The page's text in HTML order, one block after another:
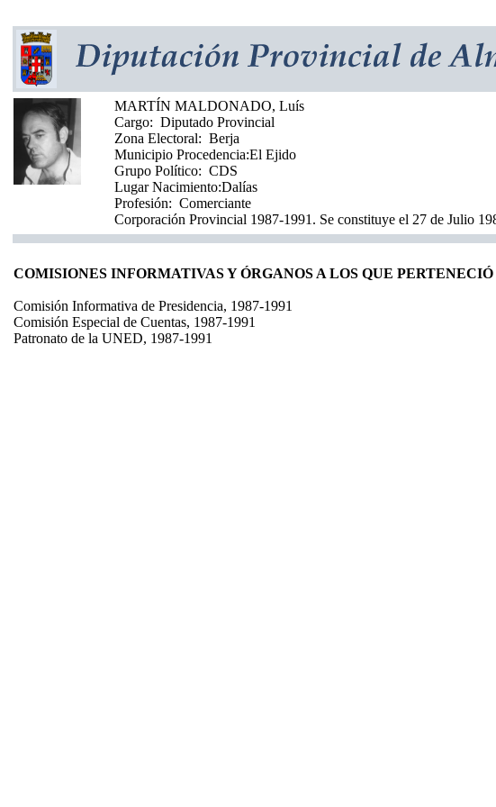
MARTÍN MALDONADO, Luís
Cargo: Diputado Provincial
Zona Electoral: Berja
Municipio Procedencia:El Ejido
Grupo Político: CDS
Lugar Nacimiento:Dalías
Profesión: Comerciante
Corporación Provincial 1987-1991. Se constituye el 27 de Julio
COMISIONES INFORMATIVAS Y ÓRGANOS A LOS QUE PERTENECIÓ
Comisión Informativa de Presidencia, 1987-1991
Comisión Especial de Cuentas, 1987-1991
Patronato de la UNED, 1987-1991